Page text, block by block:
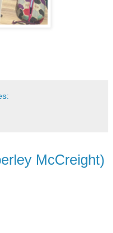
McCreight)